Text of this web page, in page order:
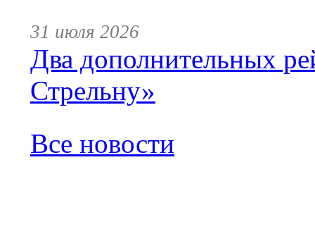
31 июля 2026
Два дополнительных
Стрельну»
Все новости